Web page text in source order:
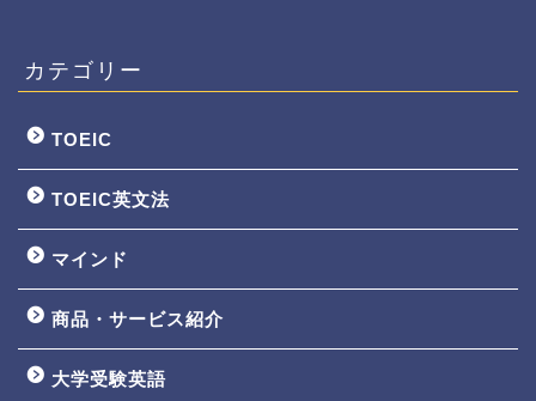
カテゴリー
TOEIC
TOEIC英文法
マインド
商品・サービス紹介
大学受験英語